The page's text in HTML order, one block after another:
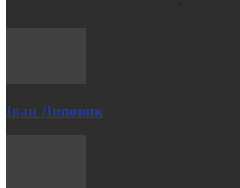
Іван Липовик